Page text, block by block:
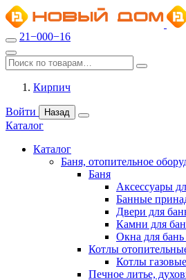
21−000−16
Кирпич
Войти Назад
Каталог
Каталог
Баня, отопительное
Баня
Аксессуары
Банные
Двери для
Камни для
Окна для бань
Котлы
Котлы
Печное литье,